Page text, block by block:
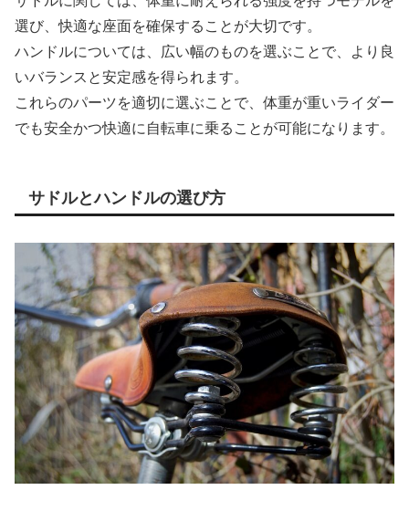
選び、快適な座面を確保することが大切です。
ハンドルについては、広い幅のものを選ぶことで、より良
いバランスと安定感を得られます。
これらのパーツを適切に選ぶことで、体重が重いライダー
でも安全かつ快適に自転車に乗ることが可能になります。
サドルとハンドルの選び方